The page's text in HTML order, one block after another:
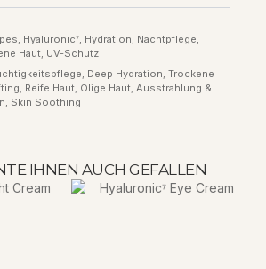
, Hyaluronic⁷, Hydration, Nachtpflege,
Haut, UV-Schutz
, Deep Hydration, Trockene
, Reife Haut, Ölige Haut, Ausstrahlung &
, Skin Soothing
IHNEN AUCH GEFALLEN